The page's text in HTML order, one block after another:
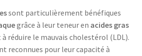
sont particulièrement bénéfiques
grâce à leur teneur en acides gras
réduire le mauvais cholestérol (LDL).
reconnues pour leur capacité à